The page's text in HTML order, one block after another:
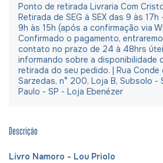
Ponto de retirada Livraria Com
Retirada de SEG à SEX das 9 às 17h
9h às 15h (após a confirmação via
Confirmado o pagamento,
contato no prazo de 24 à 48hrs
informando sobre a disponibilidade
retirada do seu pedido. | Rua Conde
Sarzedas, n° 200, Loja B, Subsolo -
Paulo - SP - Loja Ebenézer
Descrição
Livro Namoro - Lou Priolo